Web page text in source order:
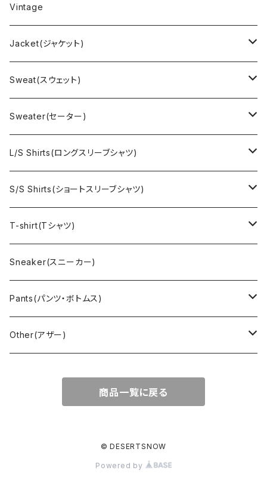
Vintage
Jacket(ジャケット)
US Military(ユーエスミリタリー)
EURO Military(ユーロミリタリー）
Ralph Laurne(ラルフローレン)
Denim jacket(デニムジャケット)
Vest(ベスト)
Outdoor(アウトドア)
Cover all(カバーオール)
Nylon Jacket(ナイロンジャケット)
Long Coat(ロングコート)
Sweat(スウェット)
Champion(チャンピオン)
Reverse Weave(リバースウィーブ)
Sports sweat(スポーツ スウェット)
Character(キャラクター)
Lee （リー）
Russell（ラッセル）
Sweater(セーター)
Ralph Lauren(ラルフローレン)
Brand(ブランド)
LACOSTE(ラコステ)
Cardigan(カーディガン)
Vest(ベスト)
Military （ミリタリー）
L/S Shirts(ロングスリーブシャツ)
Ralph Lauren(ラルフローレン)
Brooks Brothers(ブルックスブラザーズ)
Military（ミリタリー）
Euro(ヨーロッパ)
Work（ワーク）
Outdoor(アウトドア)
Character（キャラクター）
S/S Shirts(ショートスリーブシャツ)
Ralph Lauren (ラルフローレン)
Hawaiian(ハワイアン)
Military (ミリタリー )
bowling（ボウリング）
T-shirt(Tシャツ)
Champion(チャンピオン)
Sport(スポーツ)
Harley Davidson(ハーレーダビッドソン)
SK-8(スケート)
Sneaker(スニーカー)
Pants(パンツ・ボトムス)
Carhartt,Dickies(カーハート、ディッキーズ)
US Military（ユーエスミリタリー）
EURO Military(ユーロミリタリー)
Other(アザー)
商品一覧に戻る
© DESERTSNOW
Powered by